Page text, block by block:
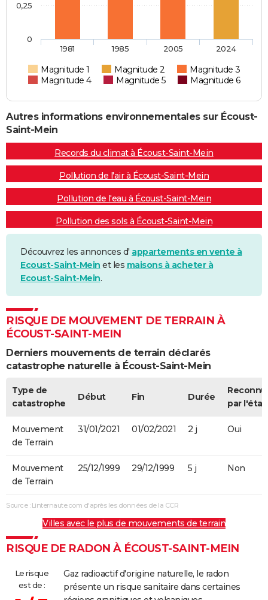
Magnitude 1 Magnitude 2
Magnitude 3
Magnitude 4
Magnitude 5 Magnitude 6
1981 1985 2005 2024
0
0,25
Autres informations environnementales sur Écoust-
Saint-Mein
Records du climat à Écoust-Saint-Mein
Pollution de l'air à Écoust-Saint-Mein
Pollution de l'eau à Écoust-Saint-Mein
Pollution des sols à Écoust-Saint-Mein
Découvrez les annonces d' appartements en vente à
Ecoust-Saint-Mein et les maisons à acheter à
Ecoust-Saint-Mein.
RISQUE DE MOUVEMENT DE TERRAIN À
ÉCOUST-SAINT-MEIN
Derniers mouvements de terrain déclarés
catastrophe naturelle à Écoust-Saint-Mein
Type de
catastrophe
Début Fin Durée
par l'état
Mouvement
de Terrain
31/01/2021 01/02/2021 2 j Oui
Mouvement
de Terrain
25/12/1999 29/12/1999 5 j Non
Source : Linternaute.com d'après les données de la CCR
Villes avec le plus de mouvements de terrain
RISQUE DE RADON À ÉCOUST-SAINT-MEIN
Le risque
est de :
Gaz radioactif d'origine naturelle, le radon
présente un risque sanitaire dans certaines